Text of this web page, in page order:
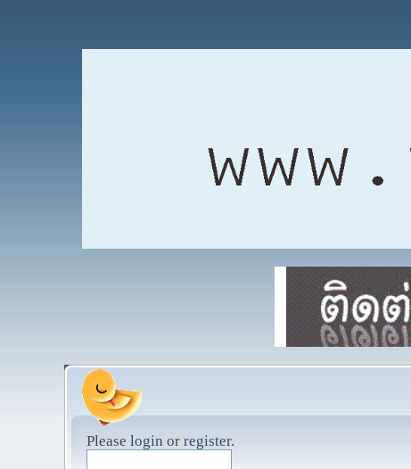
Please login or register.